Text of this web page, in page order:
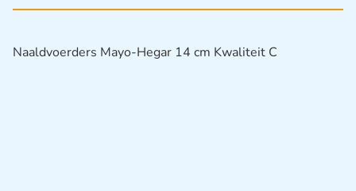
Naaldvoerders Mayo-Hegar 14 cm Kwaliteit C